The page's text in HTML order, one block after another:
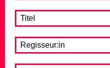
Titel
Regisseur:in